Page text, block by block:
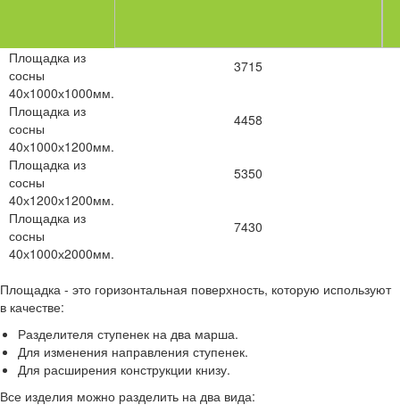
Площадка из
сосны
40х1000х1000мм.
3715
Площадка из
сосны
40х1000х1200мм.
4458
Площадка из
сосны
40х1200х1200мм.
5350
Площадка из
сосны
40х1000х2000мм.
7430
Площадка - это горизонтальная поверхность, которую используют
в качестве:
Разделителя ступенек на два марша.
Для изменения направления ступенек.
Для расширения конструкции книзу.
Все изделия можно разделить на два вида: